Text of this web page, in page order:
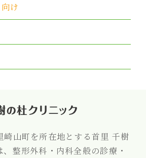
け
崎山町を所在地とする首里 千樹
整形外科・内科全般の診療・